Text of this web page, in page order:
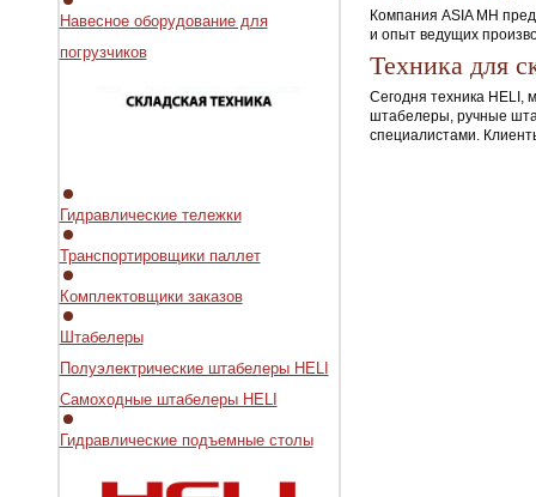
Навесное оборудование для
погрузчиков
Гидравлические тележки
Транспортировщики паллет
Комплектовщики заказов
Штабелеры
Полуэлектрические штабелеры HELI
Самоходные штабелеры HELI
Гидравлические подъемные столы
Компания ASIA MH
и опыт ведущих
Техника для
Сегодня техника HELI,
штабелеры, ручные
специалистами.